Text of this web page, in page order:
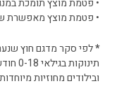
• פטמת מוצץ תומכת
• פטמת מוצץ מאפשרת
*
ובילודים מחוזיות